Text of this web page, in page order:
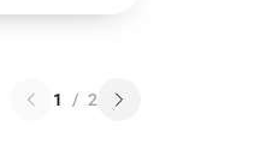
1 / 2